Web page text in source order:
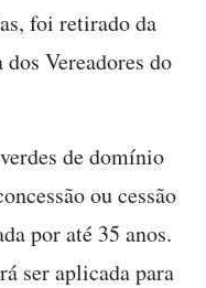
foi retirado da
dos Vereadores do
de domínio
ou cessão
por até 35 anos.
ser aplicada para